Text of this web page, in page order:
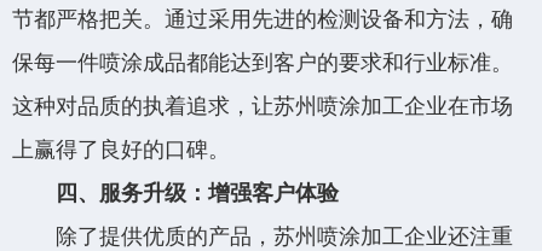
节都严格把关。通过采用先进的检测设备和方法，确
保每一件喷涂成品都能达到客户的要求和行业标准。
这种对品质的执着追求，让苏州喷涂加工企业在市场
上赢得了良好的口碑。
四、服务升级：增强客户体验
除了提供优质的产品，苏州喷涂加工企业还注重